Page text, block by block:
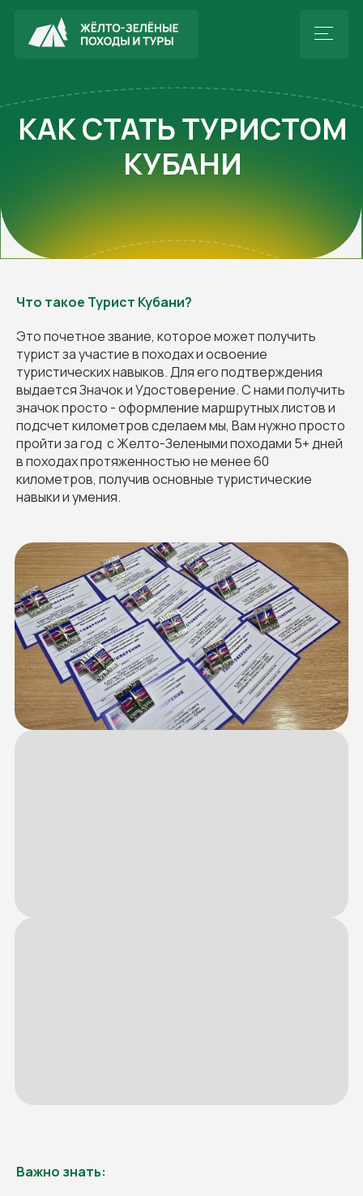
КАК СТАТЬ ТУРИСТОМ
КУБАНИ
Что такое Турист Кубани?
Это почетное звание, которое может получить
турист за участие в походах и освоение
туристических навыков. Для его подтверждения
выдается Значок и Удостоверение. С нами получить
значок просто - оформление маршрутных листов и
подсчет километров сделаем мы, Вам нужно просто
пройти за год с Желто-Зелеными походами 5+ дней
в походах протяженностью не менее 60
километров, получив основные туристические
навыки и умения.
Важно знать: